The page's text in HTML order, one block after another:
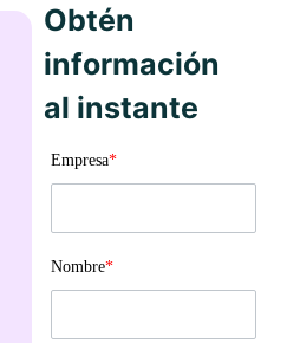
Obtén
información
al instante
Empresa*
Nombre*